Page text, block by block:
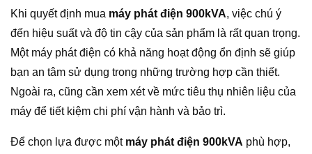
Khi quyết định mua máy phát điện 900kVA, việc chú ý
đến hiệu suất và độ tin cậy của sản phẩm là rất quan trọng.
Một máy phát điện có khả năng hoạt động ổn định sẽ giúp
bạn an tâm sử dụng trong những trường hợp cần thiết.
Ngoài ra, cũng cần xem xét về mức tiêu thụ nhiên liệu của
máy để tiết kiệm chi phí vận hành và bảo trì.
Để chọn lựa được một máy phát điện 900kVA phù hợp,